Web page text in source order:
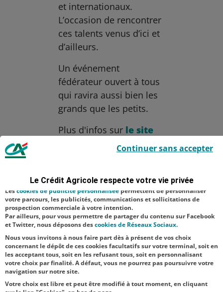
et internationaux.
L’occasion de rencontrer
ces talents venus d’ici et
d’ailleurs.
Un événement
fédérateur ouvert à tous
qui ravira aussi bien les
grands que les petits.
Plus d'infos sur le site
Culture
Mécénat
Territoire
NOS
ACTUALITÉS
TOUTES NOS ACTUALITÉS
Le Crédit Agricole respecte votre vie privée
indispensables car utilisés à des fins de bon fonctionnement et de
sécurité ; d’autres sont facultatifs. Les
satisfaction facultatifs.
Lescookies de publicité personnalisée permettent de personnaliser
votre parcours, les publicités, communications et sollicitations de
prospection commerciale à votre intention.
Par ailleurs, pour vous permettre de partager du contenu sur Facebook
et Twitter, nous déposons descookies de Réseaux Sociaux.
Nous vous invitons à nous faire part dès à présent de vos choix
concernant le dépôt de ces cookies facultatifs sur votre terminal, soit en
les acceptant tous, soit en les refusant tous, soit en personnalisant
votre choix par finalité. A défaut, vous ne pourrez pas poursuivre votre
navigation sur notre site.
Votre choix est libre et peut être modifié à tout moment, en cliquant
Continuer sans accepter